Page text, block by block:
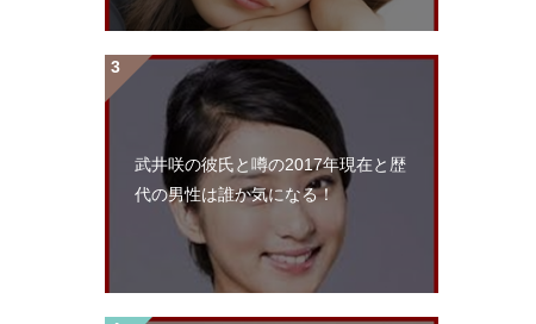
武井咲の彼氏と噂の2017年現在と歴
代の男性は誰か気になる！